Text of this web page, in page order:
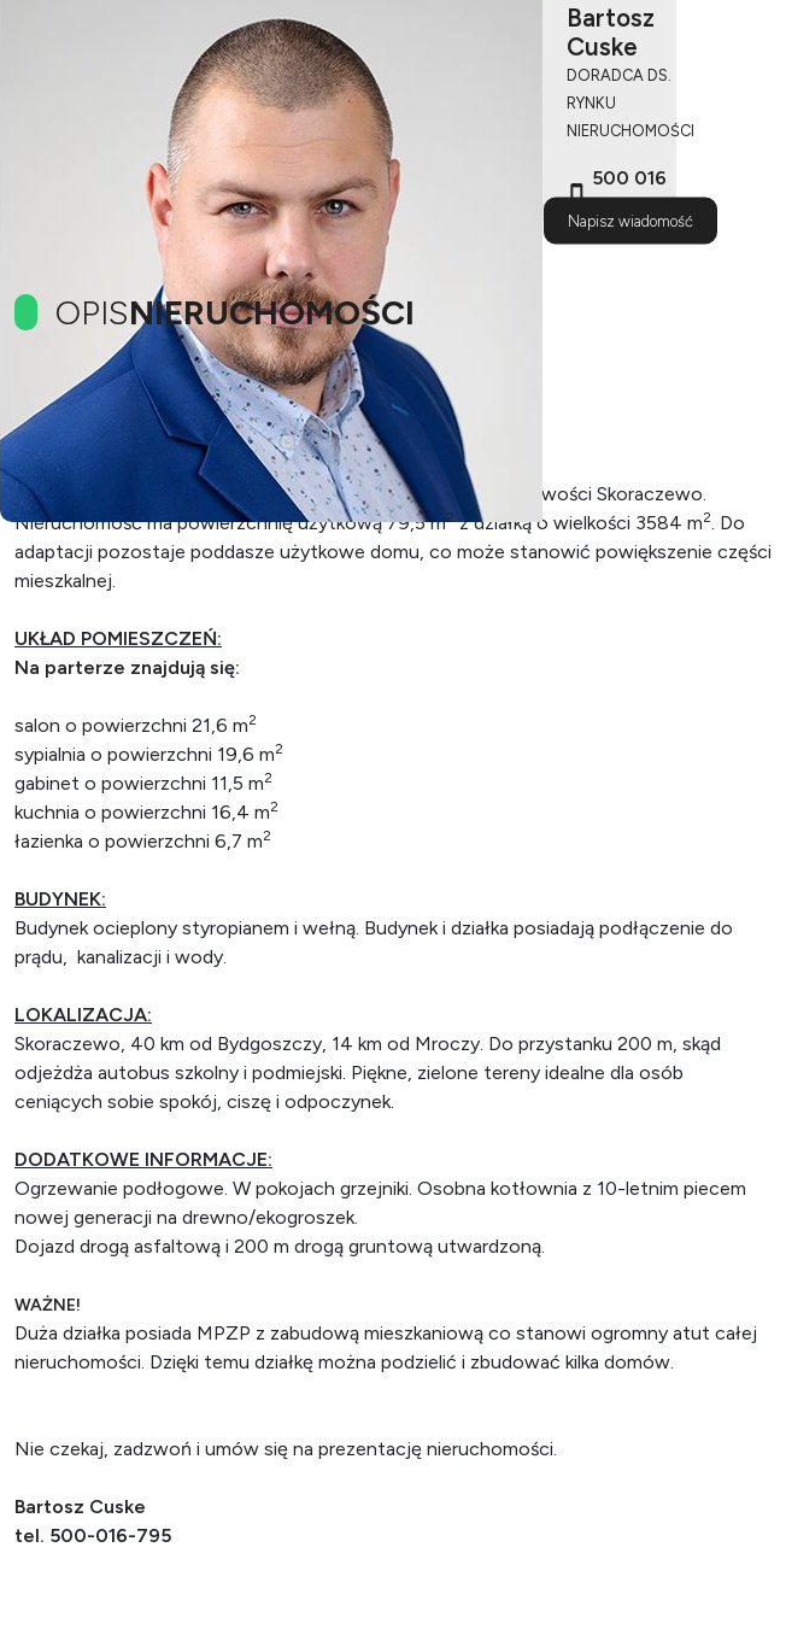
Bartosz
Cuske
DORADCA DS.
RYNKU
NIERUCHOMOŚCI
500 016
Napisz wiadomość
OPISNIERUCHOMOŚCI
Tylko w naszym biurze!
OPIS OFERTY:
Na sprzedaż atrakcyjny dom bliźniak znajdujący się w miejscowości Skoraczewo
Nieruchomość ma powierzchnię użytkową 79,5 m2z działką o wielkości 3584 m2
. Do
adaptacji pozostaje poddasze użytkowe domu, co może stanowić powiększenie części
mieszkalnej.
UKŁAD POMIESZCZEŃ:
Na parterze znajdują się:
salon o powierzchni 21,6 m2
sypialnia o powierzchni 19,6 m2
gabinet o powierzchni 11,5 m2
kuchnia o powierzchni 16,4 m2
łazienka o powierzchni 6,7 m2
BUDYNEK:
Budynek ocieplony styropianem i wełną. Budynek i działka posiadają podłączenie do
prądu, kanalizacji i wody.
LOKALIZACJA:
Skoraczewo, 40 km od Bydgoszczy, 14 km od Mroczy. Do przystanku 200 m, skąd
odjeżdża autobus szkolny i podmiejski. Piękne, zielone tereny idealne dla osób
ceniących sobie spokój, ciszę i odpoczynek.
DODATKOWE INFORMACJE:
Ogrzewanie podłogowe. W pokojach grzejniki. Osobna kotłownia z 10-letnim piecem
nowej generacji na drewno/ekogroszek.
Dojazd drogą asfaltową i 200 m drogą gruntową utwardzoną.
WAŻNE!
Duża działka posiada MPZP z zabudową mieszkaniową co stanowi ogromny atut całej
nieruchomości. Dzięki temu działkę można podzielić i zbudować kilka domów.
Nie czekaj, zadzwoń i umów się na prezentację nieruchomości.
Bartosz Cuske
tel. 500-016-795